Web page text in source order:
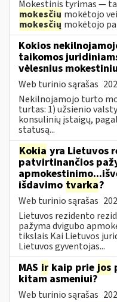
Mokestinis tyrimas —
mokesčių mokėtojo
mokesčių mokėtojo
Kokios
taikomos
vėlesnius
Web turinio sąrašas
Nekilnojamojo turto
turtas: 1) užsienio
konsulinių įstaigų,
statusą...
Kokia yra Lietuvos
patvirtinančios
išdavimo tvarka?
Web turinio sąrašas
Lietuvos rezidento
pažyma dvigubo
tikslais Kai Lietuvos
Lietuvos gyventojas...
MAS ir kaip prie jos
kitam asmeniui?
Web turinio sąrašas